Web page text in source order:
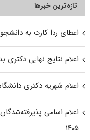
تازه‌ترین خبرها
اعطای ردا کارت به
اعلام نتایج نهایی دکتری
اعلام شهریه دکتری دانشگاه
اعلام اسامی
۱۴۰۵